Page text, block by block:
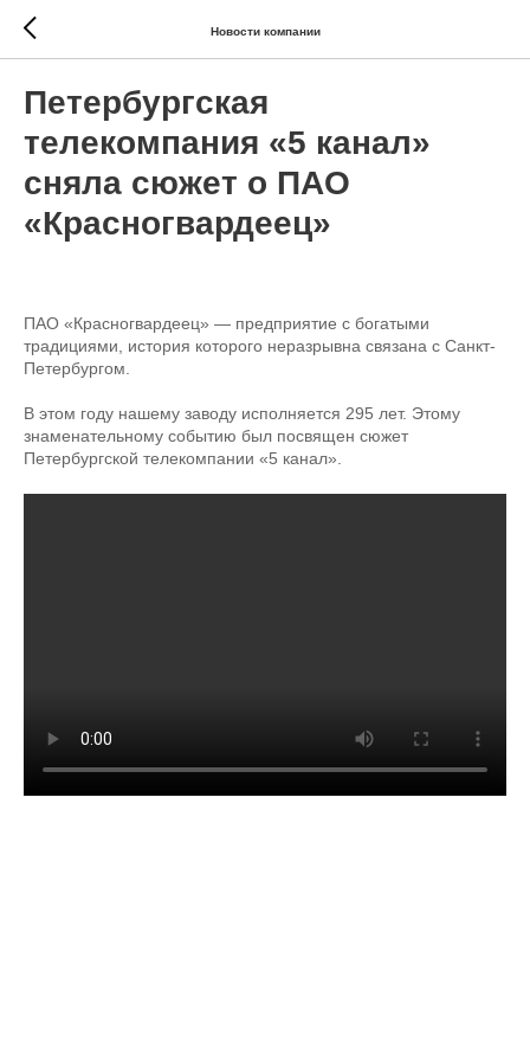
Новости компании
Петербургская
телекомпания «5 канал»
сняла сюжет о ПАО
«Красногвардеец»
ПАО «Красногвардеец» — предприятие с богатыми
традициями, история которого неразрывна связана с Санкт-
Петербургом.
В этом году нашему заводу исполняется 295 лет. Этому
знаменательному событию был посвящен сюжет
Петербургской телекомпании «5 канал».